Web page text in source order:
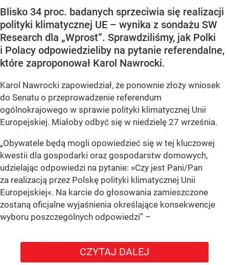
Blisko 34 proc. badanych sprzeciwia się realizacji
polityki klimatycznej UE – wynika z sondażu SW
Research dla „Wprost”. Sprawdziliśmy, jak Polki
i Polacy odpowiedzieliby na pytanie referendalne,
które zaproponował Karol Nawrocki.
Karol Nawrocki zapowiedział, że ponownie złoży wniosek
do Senatu o przeprowadzenie referendum
ogólnokrajowego w sprawie polityki klimatycznej Unii
Europejskiej. Miałoby odbyć się w niedzielę 27 września.
„Obywatele będą mogli opowiedzieć się w tej kluczowej
kwestii dla gospodarki oraz gospodarstw domowych,
udzielając odpowiedzi na pytanie: »Czy jest Pani/Pan
za realizacją przez Polskę polityki klimatycznej Unii
Europejskiej«. Na karcie do głosowania zamieszczone
zostaną oficjalne wyjaśnienia określające konsekwencje
wyboru poszczególnych odpowiedzi” –
CZYTAJ DALEJ